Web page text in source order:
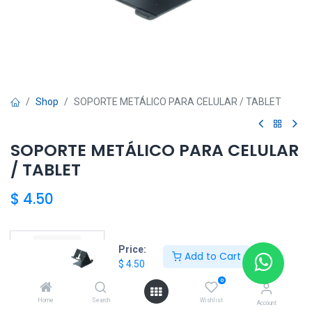
Price:
$ 4.50
Add to Cart
Home Search
0
Wishlist Account
Shop SOPORTE METÁLICO PARA CELULAR / TABLET
SOPORTE METÁLICO PARA CELULAR
/ TABLET
$ 4.50
HKSEXPRESS
ALTOS DEL CHASE +507 6389-8866